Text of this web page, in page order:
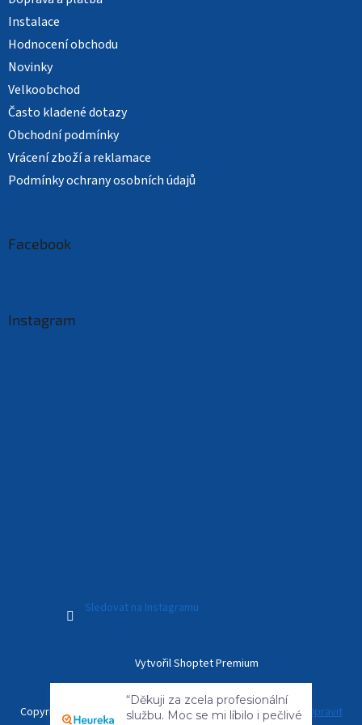
Instalace
Hodnocení obchodu
Novinky
Velkoobchod
Často kladené dotazy
Obchodní podmínky
Vrácení zboží a reklamace
Podmínky ochrany osobních údajů
Facebook
Instagram
Sledovat na Instagramu
Vytvořil Shoptet Premium
Copyright 2026 Kamerový Svět. Všechna práva vyhrazena.
Upravit
“Děkuji za zcela profesionální
službu. Moc se mi líbilo i pečlivé
zabalení dalekohledu, aby...”